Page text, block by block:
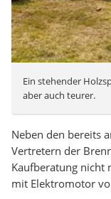
Ein stehender
aber auch teurer.
Neben den bereits
Vertretern der
Kaufberatung nicht
mit Elektromotor